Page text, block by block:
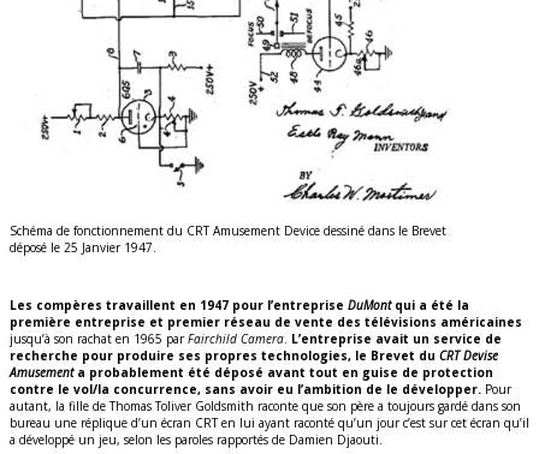
Schéma de fonctionnement du CRT Amusement Device dessiné dans le Brevet
déposé le 25 Janvier 1947.
Les compères travaillent en 1947 pour l’entreprise DuMontqui a été la
première entreprise et premier réseau de vente des télévisions américaines
jusqu’à son rachat en 1965 parFairchild Camera L’entreprise avait un service de
recherche pour produire ses propres technologies, le Brevet du CRT Devise
Amusementa probablement été déposé avant tout en guise de protection
contre le vol/la concurrence, sans avoir eu l’ambition de le développer. Pour
autant, la fille de Thomas Toliver Goldsmith raconte que son père a toujours gardé dans son
bureau une réplique d’un écran CRT en lui ayant raconté qu’un jour c’est sur cet écran qu’il
a développé un jeu, selon les paroles rapportés de Damien Djaouti.